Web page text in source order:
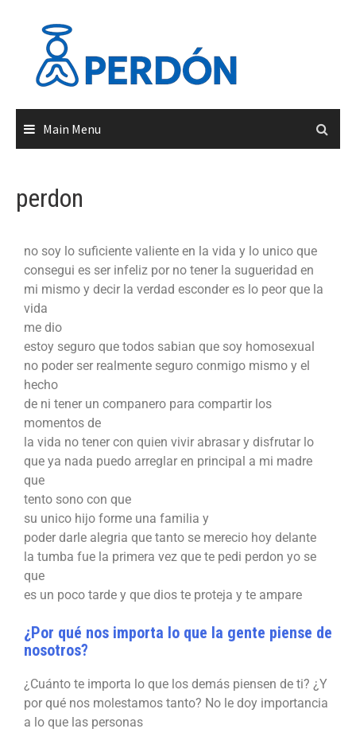
Main Menu
perdon
no soy lo suficiente valiente en la vida y lo unico que
consegui es ser infeliz por no tener la sugueridad en
mi mismo y decir la verdad esconder es lo peor que la
vida
me dio
estoy seguro que todos sabian que soy homosexual
no poder ser realmente seguro conmigo mismo y el
hecho
de ni tener un companero para compartir los
momentos de
la vida no tener con quien vivir abrasar y disfrutar lo
que ya nada puedo arreglar en principal a mi madre
que
tento sono con que
su unico hijo forme una familia y
poder darle alegria que tanto se merecio hoy delante
la tumba fue la primera vez que te pedi perdon yo se
que
es un poco tarde y que dios te proteja y te ampare
¿Por qué nos importa lo que la gente piense de
nosotros?
¿Cuánto te importa lo que los demás piensen de ti? ¿Y
por qué nos molestamos tanto? No le doy importancia
a lo que las personas